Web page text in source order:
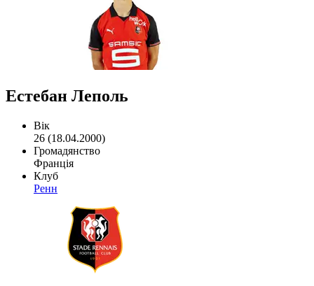
Естебан Леполь
Вік
26 (18.04.2000)
Громадянство
Франція
Клуб
Ренн